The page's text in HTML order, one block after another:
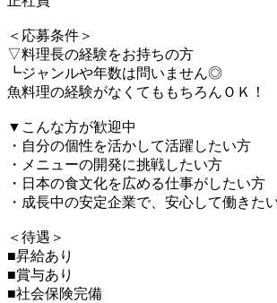
＜応募条件＞
▽料理長の経験をお持ちの方
┗ジャンルや年数は問いません◎
魚料理の経験がなくてももちろんＯＫ！
▼こんな方が歓迎中
・自分の個性を活かして活躍したい方
・メニューの開発に挑戦したい方
・日本の食文化を広める仕事がしたい方
・成長中の安定企業で、安心して働きた
＜待遇＞
■昇給あり
■賞与あり
■社会保険完備